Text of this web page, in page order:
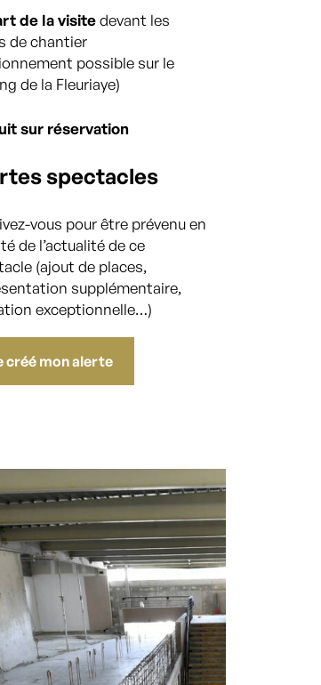
de la visitedevant les
de chantier
possible sur le
de la Fleuriaye)
sur réservation
spectacles
vous pour être prévenu en
de l’actualité de ce
(ajout de places,
supplémentaire,
exceptionnelle…)
créé mon alerte